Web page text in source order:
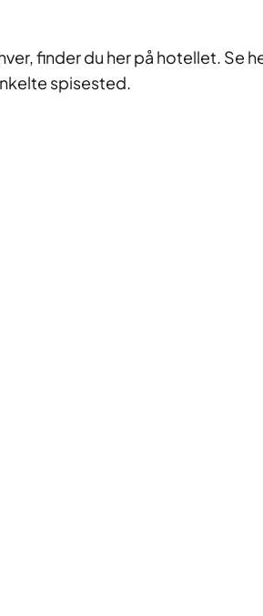
finder du her på hotellet. Se
spisested.